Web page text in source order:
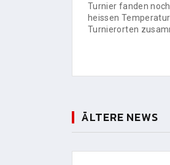
Turnier fanden
heissen
Turnierorten
ÄLTERE NEWS